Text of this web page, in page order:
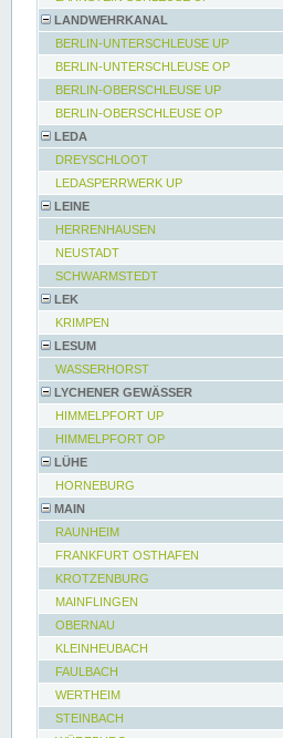
LANDWEHRKANAL
BERLIN-UNTERSCHLEUSE UP
BERLIN-UNTERSCHLEUSE OP
BERLIN-OBERSCHLEUSE UP
BERLIN-OBERSCHLEUSE OP
LEDA
DREYSCHLOOT
LEDASPERRWERK UP
LEINE
HERRENHAUSEN
NEUSTADT
SCHWARMSTEDT
LEK
KRIMPEN
LESUM
WASSERHORST
LYCHENER GEWÄSSER
HIMMELPFORT UP
HIMMELPFORT OP
LÜHE
HORNEBURG
MAIN
RAUNHEIM
FRANKFURT OSTHAFEN
KROTZENBURG
MAINFLINGEN
OBERNAU
KLEINHEUBACH
FAULBACH
WERTHEIM
STEINBACH